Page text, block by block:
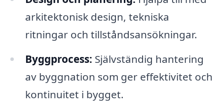
arkitektonisk design, tekniska
ritningar och tillståndsansökningar.
Byggprocess: Självständig hantering
av byggnation som ger effektivitet och
kontinuitet i bygget.